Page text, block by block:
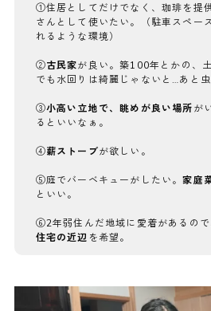
①住居としてだけでなく、珈琲を提
さんとして使いたい。（駐車スペー
れるような環境）
②古民家が良い。築100年とかの、
でも水回りは綺麗じゃないと…あと虫
③小高い立地で、眺めが良い場所が
るといいなぁ。
④薪ストーブが欲しい。
⑤庭でバーベキューがしたい。家庭
といい。
⑥2年弱住んだ地域に愛着があるの
住宅の近辺 を希望。